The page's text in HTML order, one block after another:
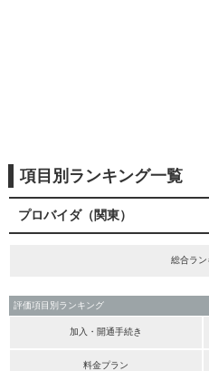
項目別ランキング一覧
プロバイダ（関東）
総合ラン
評価項目別ランキング
加入・開通手続き
料金プラン